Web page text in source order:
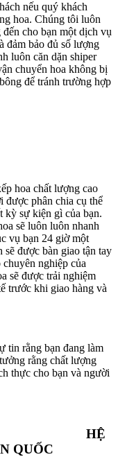
nếu quý khách
hoa. Chúng tôi luôn
cho bạn một dịch vụ
đảm bảo đủ số lượng
luôn căn dặn shiper
chuyển hoa không bị
để tránh trường hợp
hoa chất lượng cao
được phân chia cụ thể
kỳ sự kiện gì của bạn.
sẽ luôn luôn nhanh
vụ bạn 24 giờ một
sẽ được bàn giao tận tay
nghiệp của
sẽ được trải nghiệm
trước khi giao hàng và
tin rằng bạn đang làm
rằng chất lượng
thực cho bạn và người
HỆ
QUỐC